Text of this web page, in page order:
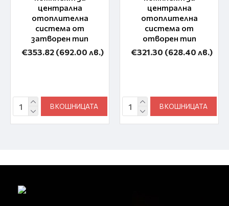
централна
отоплителна
система от
затворен тип
€353.82 (692.00 лв.)
В КОШНИЦАТА
централна
отоплителна
система от
отворен тип
€321.30 (628.40 лв.)
В КОШНИЦАТА